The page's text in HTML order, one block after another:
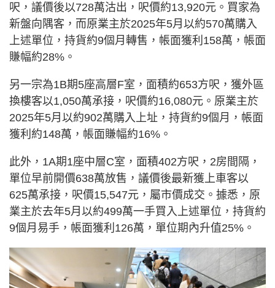
呎，議價後以728萬沽出，呎價約13,920元。買家為
新盤向隅客，而原業主於2025年5月以約570萬購入
上述單位，持貨約9個月轉售，帳面獲利158萬，帳面
賺幅約28%。
另一宗為1B期5座高層F室，面積約653方呎，獲外區
換樓客以1,050萬承接，呎價約16,080元。原業主於
2025年5月以約902萬購入上址，持貨約9個月，帳面
獲利約148萬，帳面賺幅約16%。
此外，1A期1座中層C室，面積402方呎，2房間隔，
單位早前開價638萬放售，議價後最新獲上車客以
625萬承接，呎價15,547元，屬市價成交。據悉，原
業主於去年5月以約499萬一手買入上述單位，持貨約
9個月易手，帳面獲利126萬，單位期內升值25%。